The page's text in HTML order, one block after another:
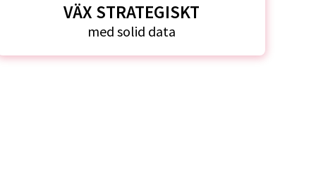
VÄX STRATEGISKT
med solid data